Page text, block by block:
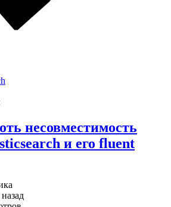
несовместимость
и его fluent